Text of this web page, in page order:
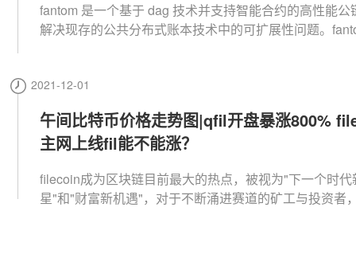
fantom 是一个基于 dag 技术并支持智能合约的高性能公
解决现存的公共分布式账本技术中的可扩展性问题。
2021-12-01
午间比特币价格走势图|qfil开盘暴涨800%
主网上线fil能不能涨？
filecoin成为区块链目前最大的热点，被视为"下一个时代
星"和"财富新机遇"，对于不断涌进赛道的矿工与投资者